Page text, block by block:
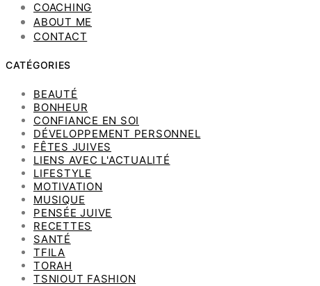
COACHING
ABOUT ME
CONTACT
CATÉGORIES
BEAUTÉ
BONHEUR
CONFIANCE EN SOI
DÉVELOPPEMENT PERSONNEL
FÊTES JUIVES
LIENS AVEC L'ACTUALITÉ
LIFESTYLE
MOTIVATION
MUSIQUE
PENSÉE JUIVE
RECETTES
SANTÉ
TFILA
TORAH
TSNIOUT FASHION